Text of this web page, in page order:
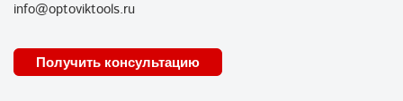
info@optoviktools.ru
Получить консультацию